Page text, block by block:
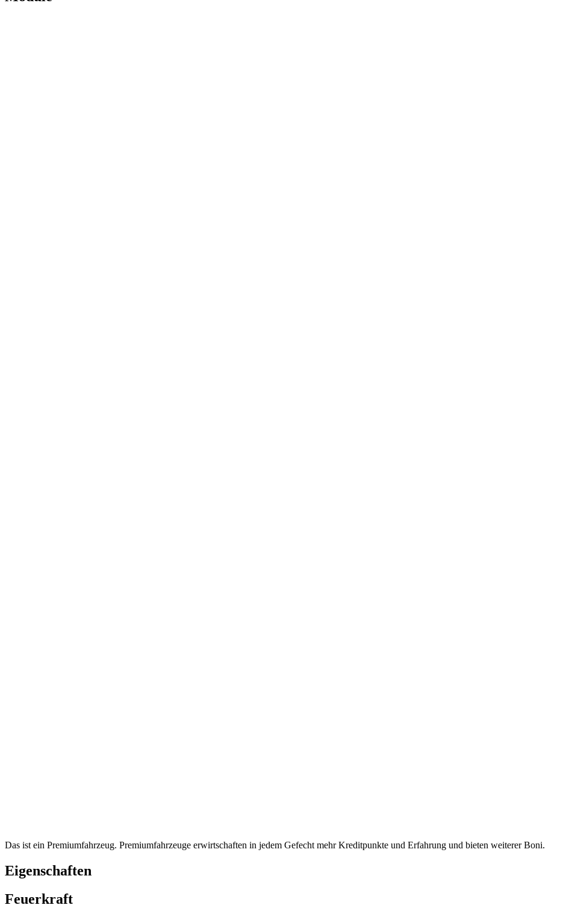
Das ist ein Premiumfahrzeug. Premiumfahrzeuge erwirtschaften in jedem Gefecht mehr Kreditpunkte und Erfahrung und bieten weiterer Boni.
Eigenschaften
Feuerkraft